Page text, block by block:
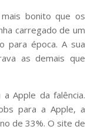
bonito que os
carregado de um
para época. A sua
as demais que
Apple da falência.
para a Apple, a
de 33%. O site de